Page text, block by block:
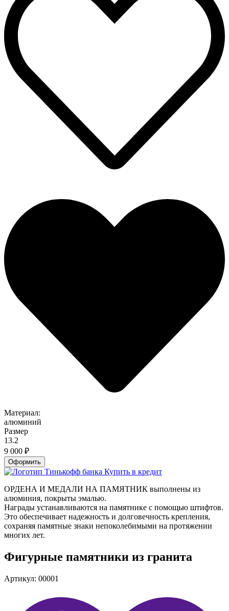
Материал:
алюминий
Размер
13.2
9 000 ₽
Оформить
Купить в кредит
ОРДЕНА И МЕДАЛИ НА ПАМЯТНИК выполнены из
алюминия, покрыты эмалью.
Награды устанавливаются на памятнике с помощью штифтов.
Это обеспечивает надежность и долговечность крепления,
сохраняя памятные знаки непоколебимыми на протяжении
многих лет.
Фигурные памятники из гранита
Артикул: 00001